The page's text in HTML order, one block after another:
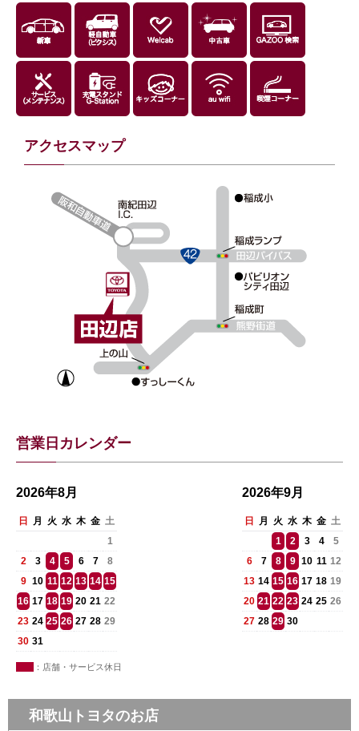
アクセスマップ
営業日カレンダー
2026年8月
日 月 火 水 木 金 土
1
2
3 4 5 6 7
8
9 10 11 12 13 14 15
16 17 18 19 20 21 22
23 24 25 26 27 28 29
30 31
2026年9月
日 月 火 水 木 金 土
1
2 3 4
5
6
7 8 9 10 11 12
13 14 15 16 17 18 19
20 21 22 23 24 25 26
27 28 29 30
：店舗・サービス休日
和歌山トヨタのお店